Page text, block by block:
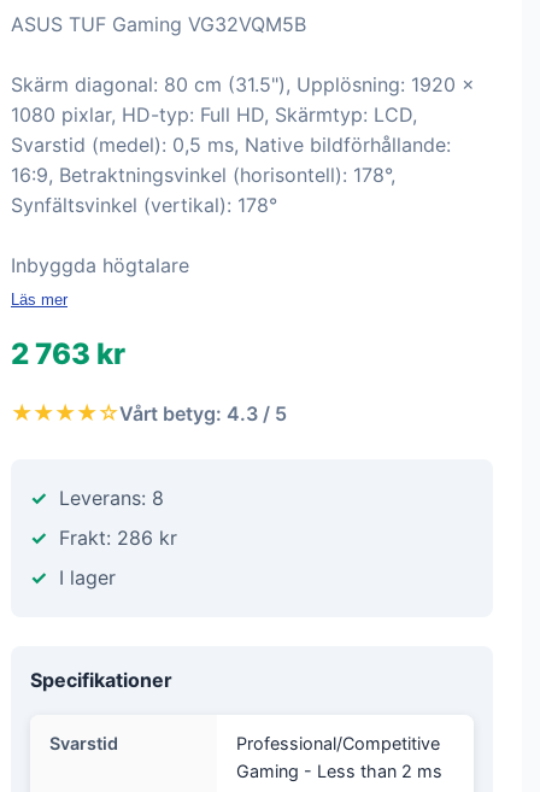
ASUS TUF Gaming VG32VQM5B
Skärm diagonal: 80 cm (31.5"), Upplösning: 1920 x
1080 pixlar, HD-typ: Full HD, Skärmtyp: LCD,
Svarstid (medel): 0,5 ms, Native bildförhållande:
16:9, Betraktningsvinkel (horisontell): 178°,
Synfältsvinkel (vertikal): 178°
Inbyggda högtalare
Läs mer
2 763 kr
★★★★☆Vårt betyg: 4.3 / 5
Leverans: 8
Frakt: 286 kr
I lager
Specifikationer
Svarstid
Professional/Competitive
Gaming - Less than 2 ms